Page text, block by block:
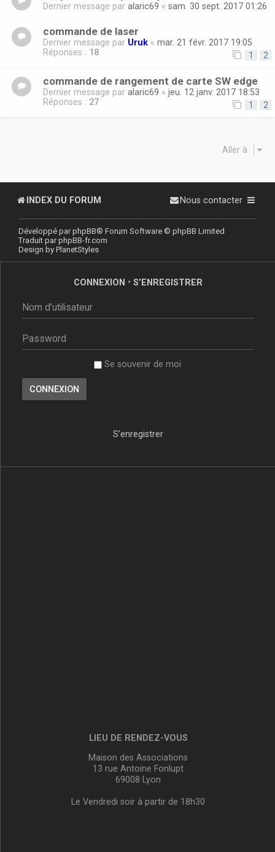
Dernier message par alaric69 « sam. 30 sept. 2017 01:26
commande de laser
Dernier message par Uruk « mar. 21 févr. 2017 19:05
Réponses : 18 1 2
commande de rangement de carte SW edge
Dernier message par alaric69 « jeu. 12 janv. 2017 18:53
Réponses : 27 1 2
Aller à
INDEX DU FORUM Nous contacter
Développé parphpBB® Forum Software © phpBB Limited
Traduit parphpBB-fr.com
Design by PlanetStyles
CONNEXION • S’ENREGISTRER
Se souvenir de moi
S’enregistrer
LIEU DE RENDEZ-VOUS
Maison des Associations
13 rue Antoine Fonlupt
69008 Lyon
Le Vendredi soir à partir de 18h30